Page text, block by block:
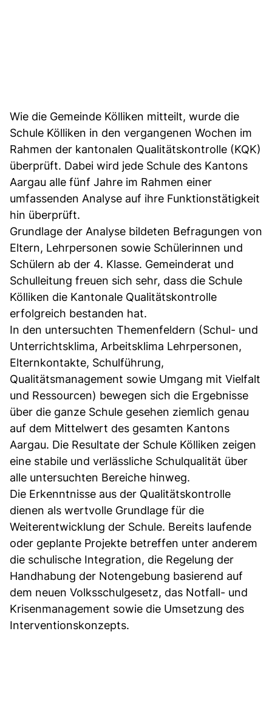
Wie die Gemeinde Kölliken mitteilt, wurde die
Schule Kölliken in den vergangenen Wochen im
Rahmen der kantonalen Qualitätskontrolle (KQK)
überprüft. Dabei wird jede Schule des Kantons
Aargau alle fünf Jahre im Rahmen einer
umfassenden Analyse auf ihre Funktionstätigkeit
hin überprüft.
Grundlage der Analyse bildeten Befragungen von
Eltern, Lehrpersonen sowie Schülerinnen und
Schülern ab der 4. Klasse. Gemeinderat und
Schulleitung freuen sich sehr, dass die Schule
Kölliken die Kantonale Qualitätskontrolle
erfolgreich bestanden hat.
In den untersuchten Themenfeldern (Schul- und
Unterrichtsklima, Arbeitsklima Lehrpersonen,
Elternkontakte, Schulführung,
Qualitätsmanagement sowie Umgang mit Vielfalt
und Ressourcen) bewegen sich die Ergebnisse
über die ganze Schule gesehen ziemlich genau
auf dem Mittelwert des gesamten Kantons
Aargau. Die Resultate der Schule Kölliken zeigen
eine stabile und verlässliche Schulqualität über
alle untersuchten Bereiche hinweg.
Die Erkenntnisse aus der Qualitätskontrolle
dienen als wertvolle Grundlage für die
Weiterentwicklung der Schule. Bereits laufende
oder geplante Projekte betreffen unter anderem
die schulische Integration, die Regelung der
Handhabung der Notengebung basierend auf
dem neuen Volksschulgesetz, das Notfall- und
Krisenmanagement sowie die Umsetzung des
Interventionskonzepts.